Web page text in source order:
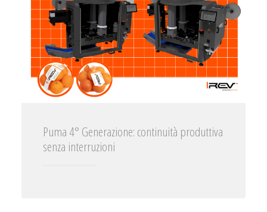
Puma 4° Generazione: continuità produttiva
senza interruzioni